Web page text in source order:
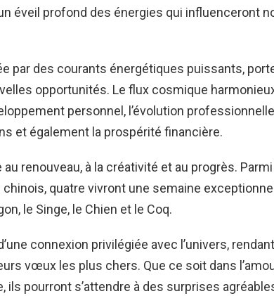
éveil profond des énergies qui influenceront
par des courants énergétiques puissants,
opportunités. Le flux cosmique
personnel, l’évolution
et également la prospérité financière.
au renouveau, à la créativité et au progrès.
quatre vivront une semaine
le Singe, le Chien et le Coq.
connexion privilégiée avec l’univers, rendant
vœux les plus chers. Que ce soit dans
ils pourront s’attendre à des surprises